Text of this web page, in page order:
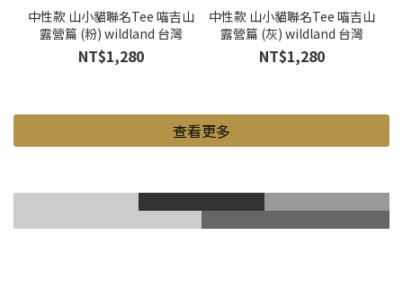
中性款 山小貓聯名Tee 喵吉山
露營篇 (粉) wildland 台灣
NT$1,280
中性款 山小貓聯名Tee 喵吉山
露營篇 (灰) wildland 台灣
NT$1,280
查看更多
登山鞋 Gore-Tex
登山杖 滑雪護具